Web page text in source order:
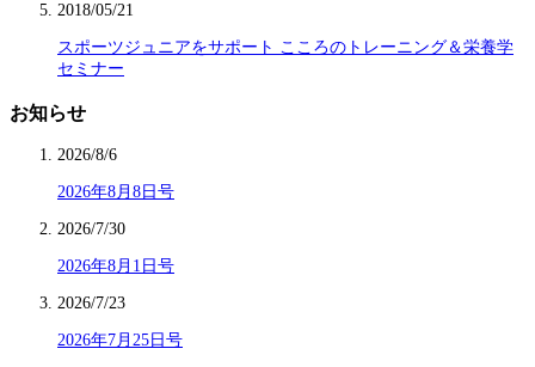
2018/05/21
スポーツジュニアをサポート こころのトレーニング＆栄養学
セミナー
お知らせ
2026/8/6
2026年8月8日号
2026/7/30
2026年8月1日号
2026/7/23
2026年7月25日号